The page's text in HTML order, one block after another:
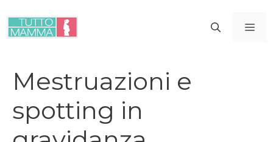
contenuto
Mestruazioni e
spotting in